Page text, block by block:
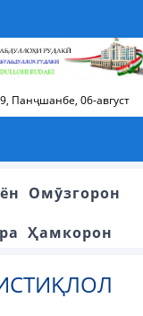
, Панҷшанбе, 06-август
Омӯзгорон
Ҳамкорон